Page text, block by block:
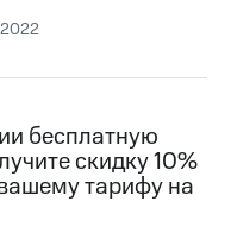
бесплатную
скидку 10%
тарифу на